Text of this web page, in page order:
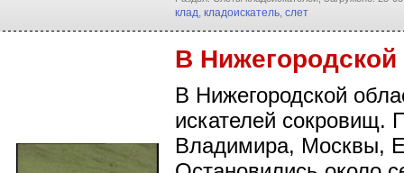
клад, кладоискатель, слет
В
В Нижегородской
искателей сокровищ.
Владимира, Москвы,